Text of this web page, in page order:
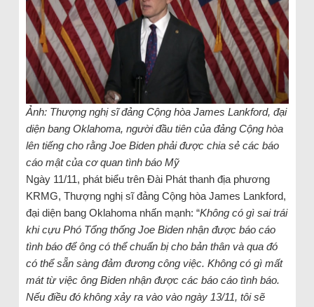
Ảnh: Thượng nghị sĩ đảng Cộng hòa James Lankford, đại
diện bang Oklahoma, người đầu tiên của đảng Cộng hòa
lên tiếng cho rằng Joe Biden phải được chia sẻ các báo
cáo mật của cơ quan tình báo Mỹ
Ngày 11/11, phát biểu trên Đài Phát thanh địa phương
KRMG, Thượng nghị sĩ đảng Cộng hòa James Lankford,
đại diện bang Oklahoma nhấn mạnh: “Không có gì sai trái
khi cựu Phó Tổng thống Joe Biden nhận được báo cáo
tình báo để ông có thể chuẩn bị cho bản thân và qua đó
có thể sẵn sàng đảm đương công việc. Không có gì mất
mát từ việc ông Biden nhận được các báo cáo tình báo.
Nếu điều đó không xảy ra vào vào ngày 13/11, tôi sẽ